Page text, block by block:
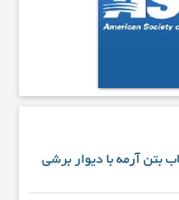
بتن آرمه با دیوار برشی